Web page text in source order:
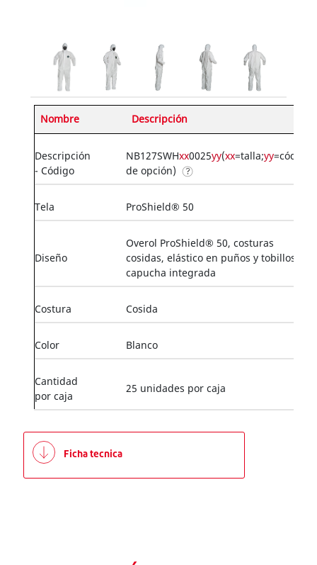
Nombre Descripción
Descripción
- Código
NB127SWHxx0025yy(xx=talla;yy=código
de opción)
Tela ProShield® 50
Diseño
Overol ProShield® 50, costuras
cosidas, elástico en puños y tobillos,
capucha integrada
Costura Cosida
Color Blanco
Cantidad
por caja
25 unidades por caja
Ficha tecnica